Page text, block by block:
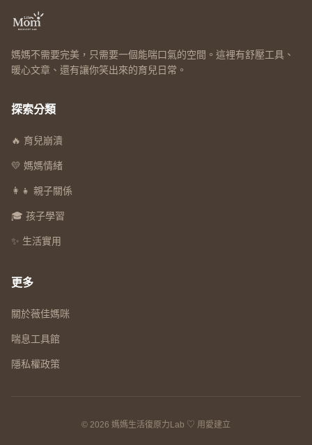
媽媽不需要完美，只需要一個能喘口氣的空間。這裡有舒壓工具、
暖心文章、還有讓你笑出來的育兒日常。
探索分類
🔥 育兒崩潰
💛 媽媽情緒
👩‍👧 親子關係
🎓 孩子學習
✨ 生活實用
更多
關於薇佳媽咪
喘息工具館
隱私權政策
© 2026 媽媽生活復原力Lab ♡ 用愛建立